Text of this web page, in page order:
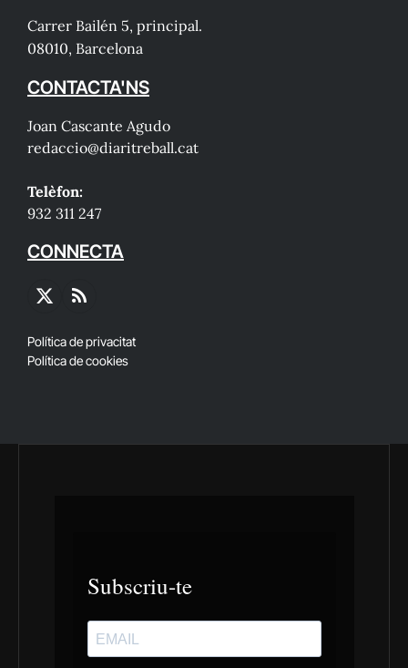
Carrer Bailén 5, principal.
08010, Barcelona
CONTACTA'NS
Joan Cascante Agudo
redaccio@diaritreball.cat
Telèfon:
932 311 247
CONNECTA
X
RSS
Política de privacitat
Política de cookies